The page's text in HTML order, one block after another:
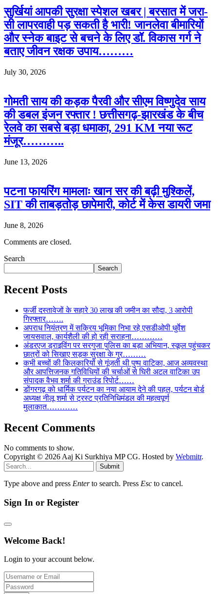
सुर्खियां आपकी सुरक्षा स्पेशल खबर | बरसात में जरा-
सी लापरवाही पड़ सकती है भारी! जानलेवा बीमारियों
और स्नेक बाइट से बचने के लिए डॉ. विकास गर्ग ने
बताए जीवन रक्षक उपाय………
July 30, 2026
गोमती साय की कड़क पैरवी और सीएम विष्णुदेव साय
की डबल इंजन रफ्तार ! छत्तीसगढ़-झारखंड के बीच
रेलवे का सबसे बड़ा धमाका, 291 KM नया रूट
मंजूर………..
June 13, 2026
पटना फायरिंग मामलाः खान सर की बढ़ी मुश्किलें,
SIT की ताबड़तोड़ छापेमारी, कोर्ट में केस डायरी जमा
June 8, 2026
Comments are closed.
Search
Search
Recent Posts
फर्जी दस्तावेजों के सहारे 30 लाख की जमीन का सौदा, 3 आरोपी
गिरफ्तार…….
अपराध नियंत्रण में सक्रिय भूमिका निभा रहे एसडीओपी धुर्वेश
जायसवाल, कार्यशैली की हो रही सराहना…………
अंडरएज ड्राइविंग पर सरगुजा पुलिस का बड़ा अभियान, स्कूल पहुंचकर
छात्रों को सिखाए सड़क सुरक्षा के गुर………
कभी बच्चों की किलकारियों से गूंजती थी पुष्प वाटिका, आज अव्यवस्था
और आपत्तिजनक गतिविधियों की चर्चाओं से घिरी अटल वाटिका उप
संपादक वैभव शर्मा की ग्राउंड रिपोर्ट……
डोंगरगढ़ को धार्मिक पर्यटन का नया आयाम देने की पहल, पर्यटन बोर्ड
अध्यक्ष नीलू शर्मा से ट्रस्ट प्रतिनिधिमंडल की महत्वपूर्ण
मुलाकात…………
Recent Comments
No comments to show.
Copyright © 2026 Aaj Ki Surkhiya MP CG. Hosted by Webmitr.
Submit
Type above and press Enterto search. Press Esc to cancel.
Sign In or Register
Welcome Back!
Login to your account below.